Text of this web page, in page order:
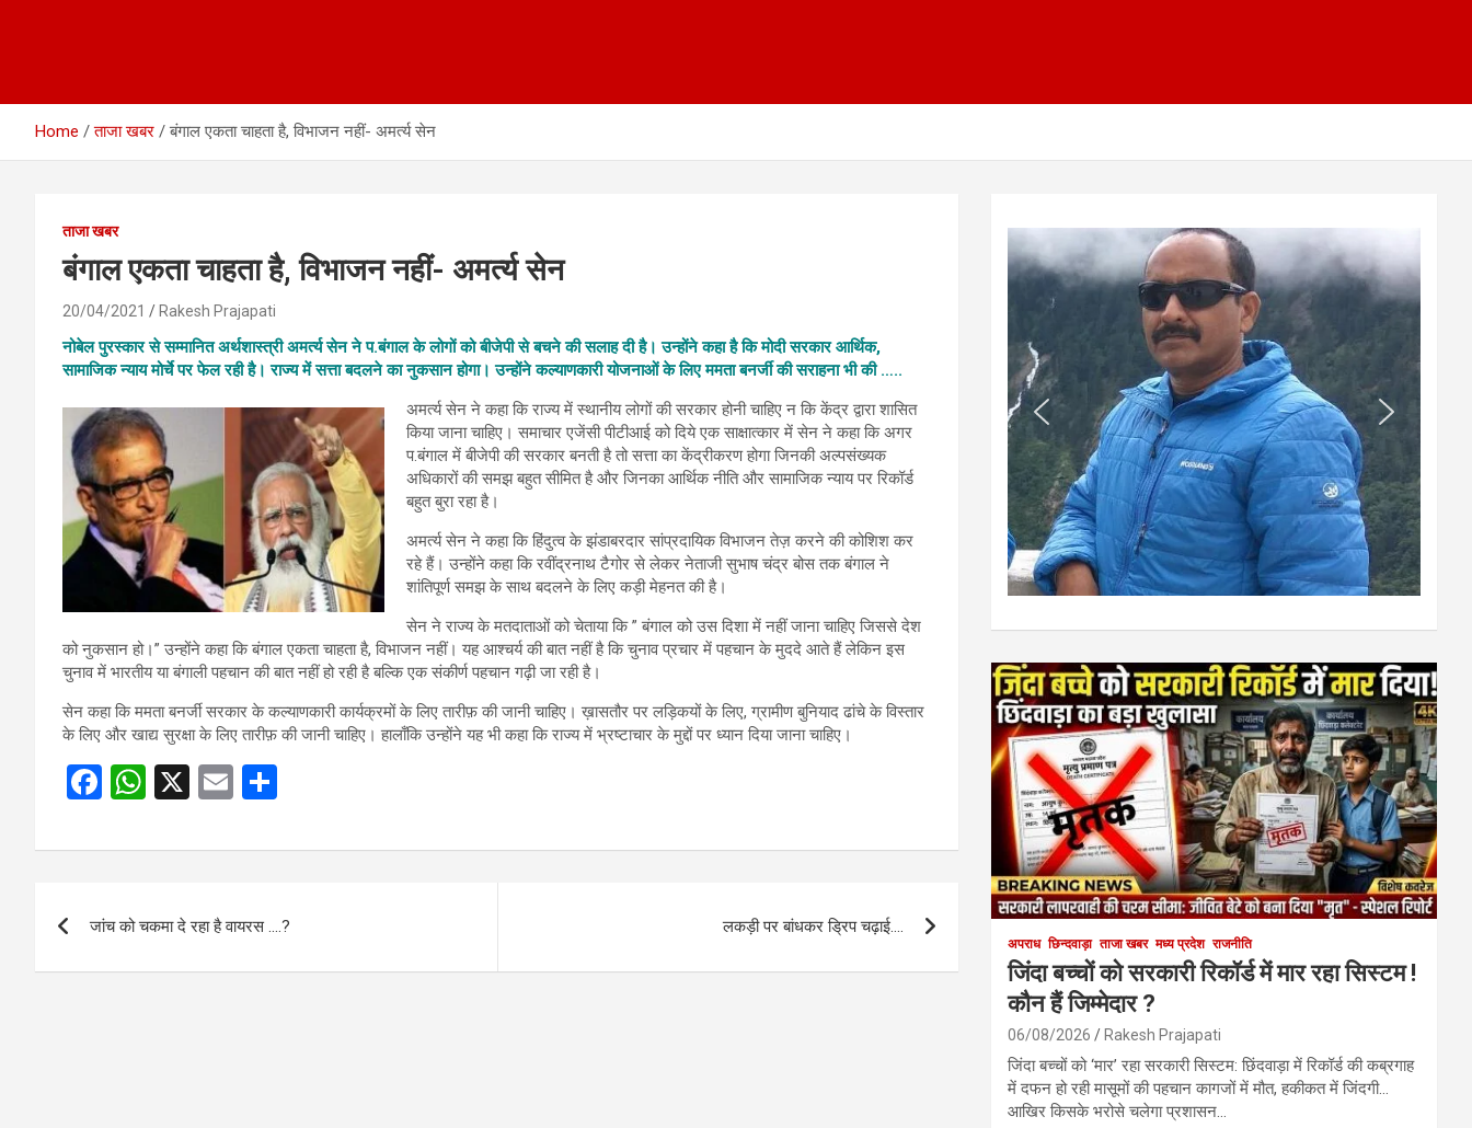
Home ताजा खबर बंगाल एकता चाहता है, विभाजन नहीं- अमर्त्य सेन
ताजा खबर
बंगाल एकता चाहता है, विभाजन नहीं- अमर्त्य सेन
20/04/2021 Rakesh Prajapati
नोबेल पुरस्कार से सम्मानित अर्थशास्त्री अमर्त्य सेन ने प.बंगाल के लोगों को बीजेपी से बचने की सलाह दी है। उन्होंने कहा है कि मोदी सरकार आर्थिक,
सामाजिक न्याय मोर्चे पर फेल रही है। राज्य में सत्ता बदलने का नुकसान होगा। उन्होंने कल्याणकारी योजनाओं के लिए ममता बनर्जी की सराहना भी की …..
अमर्त्य सेन ने कहा कि राज्य में स्थानीय लोगों की सरकार होनी चाहिए न कि केंद्र द्वारा शासित
किया जाना चाहिए। समाचार एजेंसी पीटीआई को दिये एक साक्षात्कार में सेन ने कहा कि अगर
प.बंगाल में बीजेपी की सरकार बनती है तो सत्ता का केंद्रीकरण होगा जिनकी अल्पसंख्यक
अधिकारों की समझ बहुत सीमित है और जिनका आर्थिक नीति और सामाजिक न्याय पर रिकॉर्ड
बहुत बुरा रहा है।
अमर्त्य सेन ने कहा कि हिंदुत्व के झंडाबरदार सांप्रदायिक विभाजन तेज़ करने की कोशिश कर
रहे हैं। उन्होंने कहा कि रवींद्रनाथ टैगोर से लेकर नेताजी सुभाष चंद्र बोस तक बंगाल ने
शांतिपूर्ण समझ के साथ बदलने के लिए कड़ी मेहनत की है।
सेन ने राज्य के मतदाताओं को चेताया कि ” बंगाल को उस दिशा में नहीं जाना चाहिए जिससे देश
को नुकसान हो।” उन्होंने कहा कि बंगाल एकता चाहता है, विभाजन नहीं। यह आश्चर्य की बात नहीं है कि चुनाव प्रचार में पहचान के मुददे आते हैं लेकिन इस
चुनाव में भारतीय या बंगाली पहचान की बात नहीं हो रही है बल्कि एक संकीर्ण पहचान गढ़ी जा रही है।
सेन कहा कि ममता बनर्जी सरकार के कल्याणकारी कार्यक्रमों के लिए तारीफ़ की जानी चाहिए। ख़ासतौर पर लड़िकयों के लिए, ग्रामीण बुनियाद ढांचे के विस्तार
के लिए और खाद्य सुरक्षा के लिए तारीफ़ की जानी चाहिए। हालाँकि उन्होंने यह भी कहा कि राज्य में भ्रष्टाचार के मुद्दों पर ध्यान दिया जाना चाहिए।
F
ce
o
W
at
A
X
E
ail ar
navigation
जांच को चकमा दे रहा है वायरस ….? लकड़ी पर बांधकर ड्रिप चढ़ाई….
अपराध छिन्दवाड़ा ताजा खबर मध्य प्रदेश राजनीति
जिंदा बच्चों को सरकारी रिकॉर्ड में मार रहा सिस्टम !
कौन हैं जिम्मेदार ?
06/08/2026 Rakesh Prajapati
जिंदा बच्चों को ‘मार’ रहा सरकारी सिस्टम: छिंदवाड़ा में रिकॉर्ड की कब्रगाह
में दफन हो रही मासूमों की पहचान कागजों में मौत, हकीकत में जिंदगी…
आखिर किसके भरोसे चलेगा प्रशासन…